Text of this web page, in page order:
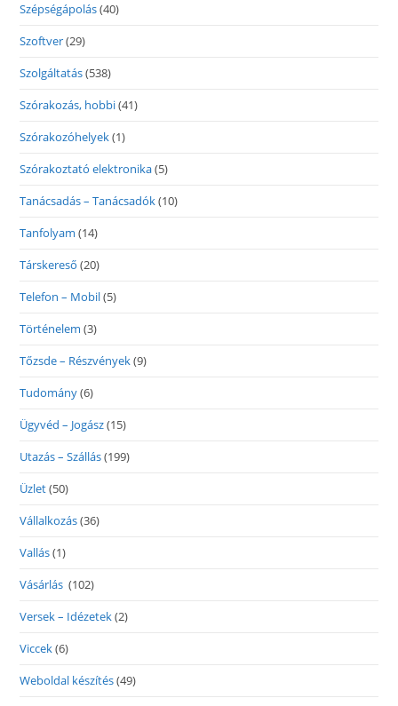
Szépségápolás(40)
Szoftver(29)
Szolgáltatás(538)
Szórakozás, hobbi(41)
Szórakozóhelyek(1)
Szórakoztató elektronika(5)
Tanácsadás – Tanácsadók(10)
Tanfolyam (14)
Társkereső (20)
Telefon – Mobil(5)
Történelem (3)
Tőzsde – Részvények(9)
Tudomány(6)
Ügyvéd – Jogász(15)
Utazás – Szállás(199)
Üzlet(50)
Vállalkozás(36)
Vallás(1)
Vásárlás (102)
Versek – Idézetek(2)
Viccek(6)
Weboldal készítés(49)